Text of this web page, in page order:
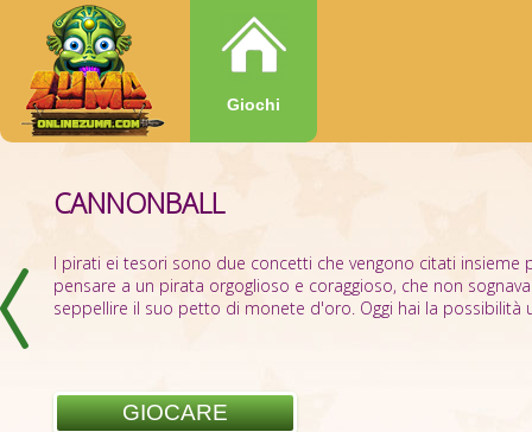
Giochi
CANNONBALL
I pirati ei tesori sono due concetti che vengono citati insieme
pensare a un pirata orgoglioso e coraggioso, che non
seppellire il suo petto di monete d'oro. Oggi hai la possibilità
GIOCARE
LOST ISLAND
GIOCARE